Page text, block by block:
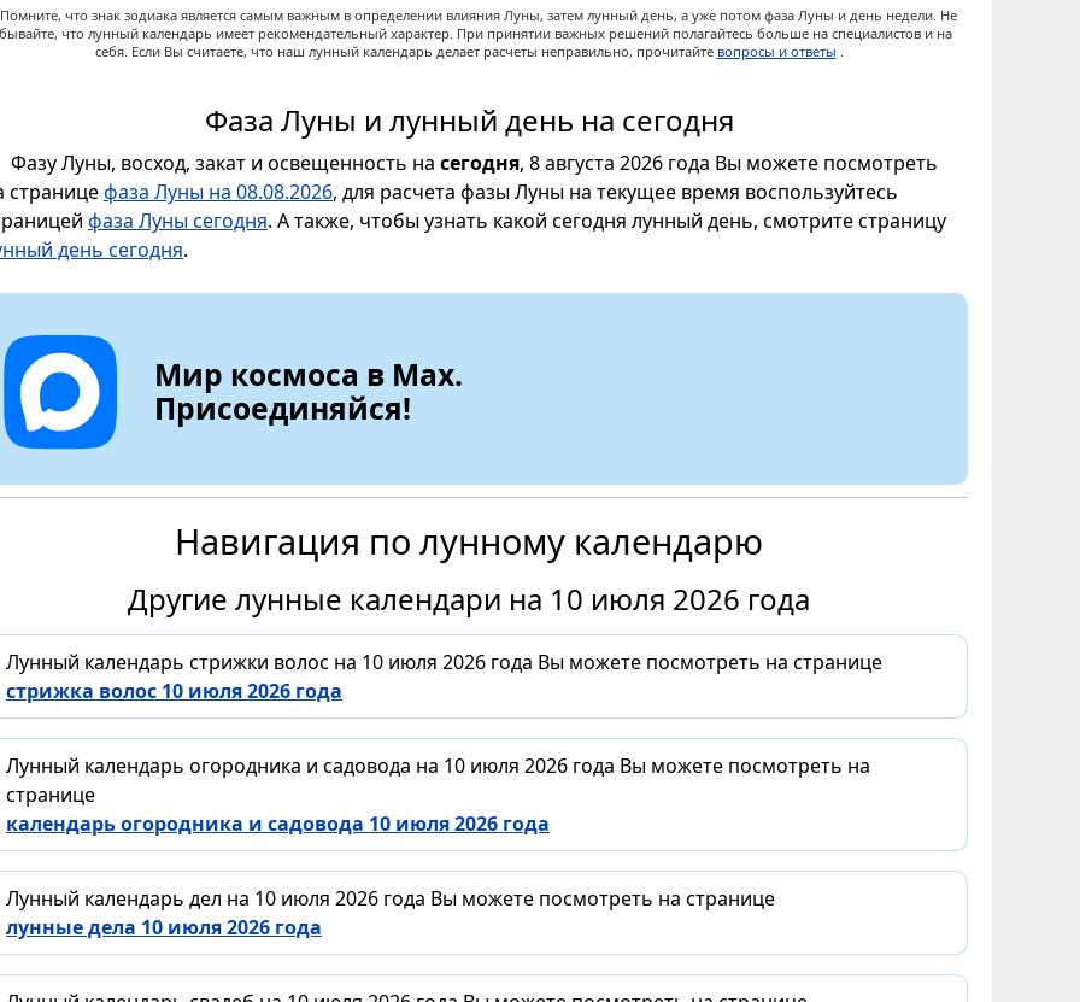
Помните, что знак зодиака является самым важным в определении влияния Луны, затем лунный день, а уже потом фаза Луны и день недели. Не
что лунный календарь имеет рекомендательный характер. При принятии важных решений полагайтесь больше на специалистов и на
себя. Если Вы считаете, что наш лунный календарь делает расчеты неправильно, прочитайте вопросы и ответы .
Фаза Луны и лунный день на сегодня
Фазу Луны, восход, закат и освещенность на сегодня, 8 августа 2026 года Вы можете посмотреть
страницефаза Луны на 08.08.2026, для расчета фазы Луны на текущее время воспользуйтесь
фаза Луны сегодня. А также, чтобы узнать какой сегодня лунный день, смотрите страницу
день сегодня.
Мир космоса в Max.
Присоединяйся!
Навигация по лунному календарю
Другие лунные календари на 10 июля 2026 года
Лунный календарь стрижки волос на 10 июля 2026 года Вы можете посмотреть на странице
стрижка волос 10 июля 2026 года
Лунный календарь огородника и садовода на 10 июля 2026 года Вы можете посмотреть на
странице
календарь огородника и садовода 10 июля 2026 года
Лунный календарь дел на 10 июля 2026 года Вы можете посмотреть на странице
лунные дела 10 июля 2026 года